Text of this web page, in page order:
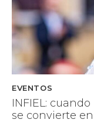
EVENTOS
INFIEL:
se convierte